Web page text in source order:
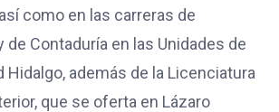
como en las carreras de
Contaduría en las Unidades de
Hidalgo, además de la Licenciatura
que se oferta en Lázaro